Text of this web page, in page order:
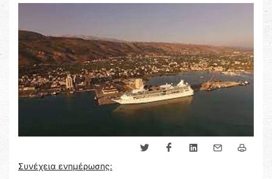
Συνέχεια ενημέρωσης: